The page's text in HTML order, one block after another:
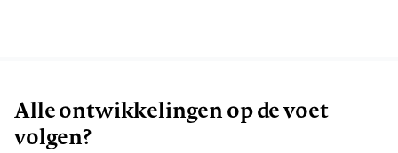
Alle ontwikkelingen op de voet
volgen?